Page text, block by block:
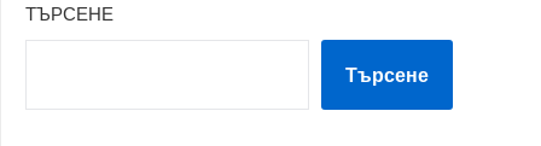
ТЪРСЕНЕ
Търсене